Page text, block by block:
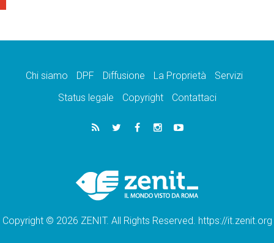
Chi siamo DPF Diffusione La Proprietà
Servizi
Status legale
Copyright Contattaci
Copyright © 2026 ZENIT. All Rights Reserved. https://it.zenit.org